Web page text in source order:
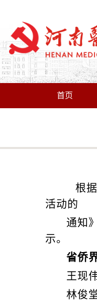
首页
根
活动的
通知》
示。
省侨
王现
林俊